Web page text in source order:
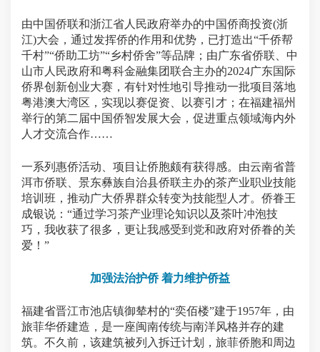
由中国侨联和浙江省人民政府举办的中国侨商投资(浙
江)大会，通过发挥侨的作用和优势，已打造出“千侨帮
千村”“侨助工坊”“乡村侨舍”等品牌；由广东省侨联、中
山市人民政府和粤科金融集团联合主办的2024广东国际
侨界创新创业大赛，有针对性地引导推动一批项目落地
粤港澳大湾区，实现以赛促资、以赛引才；在福建福州
举行的第二届中国侨智发展大会，促进重点领域海内外
人才交流合作……
一系列惠侨活动、项目让侨胞颇有获得感。由云南省普
洱市侨联、景东彝族自治县侨联主办的茶产业职业技能
培训班，推动广大侨界群众转变为技能型人才。侨眷王
成银说：“通过学习茶产业理论知识以及茶叶冲泡技
巧，我收获了很多，更让我感受到党和政府对侨眷的关
爱！”
加强法治护侨 着力维护侨益
福建省晋江市池店镇御辇村的“奕佰楼”建于1957年，由
旅菲华侨建造，是一座闽南传统与南洋风格并存的建
筑。不久前，该建筑被列入拆迁计划，旅菲侨胞和周边